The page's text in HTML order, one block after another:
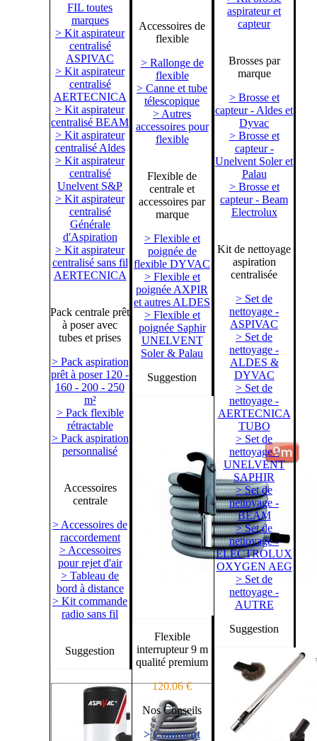
FIL toutes
marques
> Kit aspirateur
centralisé
ASPIVAC
> Kit aspirateur
centralisé
AERTECNICA
> Kit aspirateur
centralisé BEAM
> Kit aspirateur
centralisé Aldes
> Kit aspirateur
centralisé
Unelvent S&P
> Kit aspirateur
centralisé
Générale
d'Aspiration
> Kit aspirateur
centralisé sans fil
AERTECNICA
Pack centrale prêt
à poser avec
tubes et prises
> Pack aspiration
prêt à poser 120 -
160 - 200 - 250
m²
> Pack flexible
rétractable
> Pack aspiration
personnalisé
Accessoires
centrale
> Accessoires de
raccordement
> Accessoires
pour rejet d'air
> Tableau de
bord à distance
> Kit commande
radio sans fil
Suggestion
Accessoires de
flexible
> Rallonge de
flexible
> Canne et tube
télescopique
> Autres
accessoires pour
flexible
Flexible de
centrale et
accessoires par
marque
> Flexible et
poignée de
flexible DYVAC
> Flexible et
poignée AXPIR
et autres ALDES
> Flexible et
poignée Saphir
UNELVENT
Soler & Palau
Suggestion
Flexible
interrupteur 9 m
qualité premium
120.06 €
Nos Conseils
>Comment
aspirateur et
capteur
Brosses par
marque
> Brosse et
capteur - Aldes et
Dyvac
> Brosse et
capteur -
Unelvent Soler et
Palau
> Brosse et
capteur - Beam
Electrolux
Kit de nettoyage
aspiration
centralisée
> Set de
nettoyage -
ASPIVAC
> Set de
nettoyage -
ALDES &
DYVAC
> Set de
nettoyage -
AERTECNICA
TUBO
> Set de
nettoyage -
UNELVENT
SAPHIR
> Set de
nettoyage -
BEAM
> Set de
nettoyage -
ELECTROLUX
OXYGEN AEG
> Set de
nettoyage -
AUTRE
Suggestion